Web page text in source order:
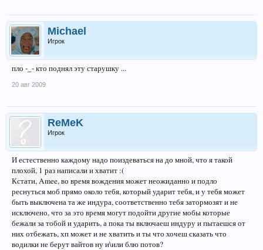
Michael
Игрок
пло -_- кто поднял эту старушку ...
20 авг 2009
ReMeK
Игрок
И естественно каждому надо поиздеваться на до мной, что я такой
плохой, 1 раз написали и хватит :(
Кстати, Amee, во время вождения может неожиданно и подло
реснуться моб прямо около тебя, который ударит тебя, и у тебя может
быть выключена та же индура, соответственно тебя затормозят и не
исключено, что за это время могут подойти другие мобы которые
бежали за тобой и ударить, а пока ты включаеш индуру и пытаешся от
них отбежать, хп может и не хватить и ты что хочеш сказать что
водилки не берут вайтов ну и\или блю потов?